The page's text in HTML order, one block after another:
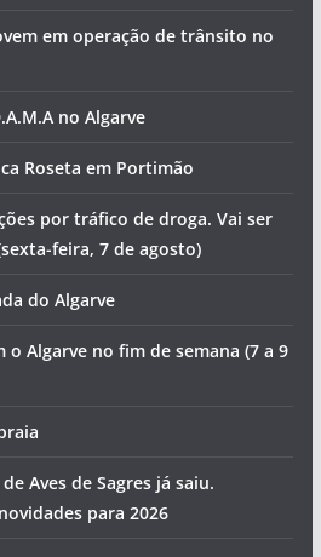
em operação de trânsito no
no Algarve
Roseta em Portimão
por tráfico de droga. Vai ser
feira, 7 de agosto)
do Algarve
o Algarve no fim de semana (7 a 9
Aves de Sagres já saiu.
para 2026